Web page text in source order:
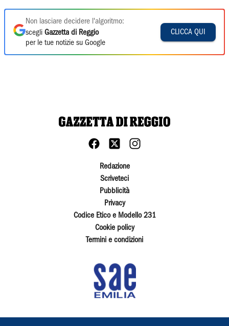
Non lasciare decidere l'algoritmo:
scegli Gazzetta di Reggio
per le tue notizie su Google
CLICCA QUI
Redazione
Scriveteci
Pubblicità
Privacy
Codice Etico e Modello 231
Cookie policy
Termini e condizioni